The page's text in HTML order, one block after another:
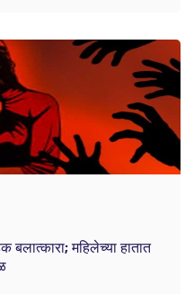
बलात्कारा; महिलेच्या हातात